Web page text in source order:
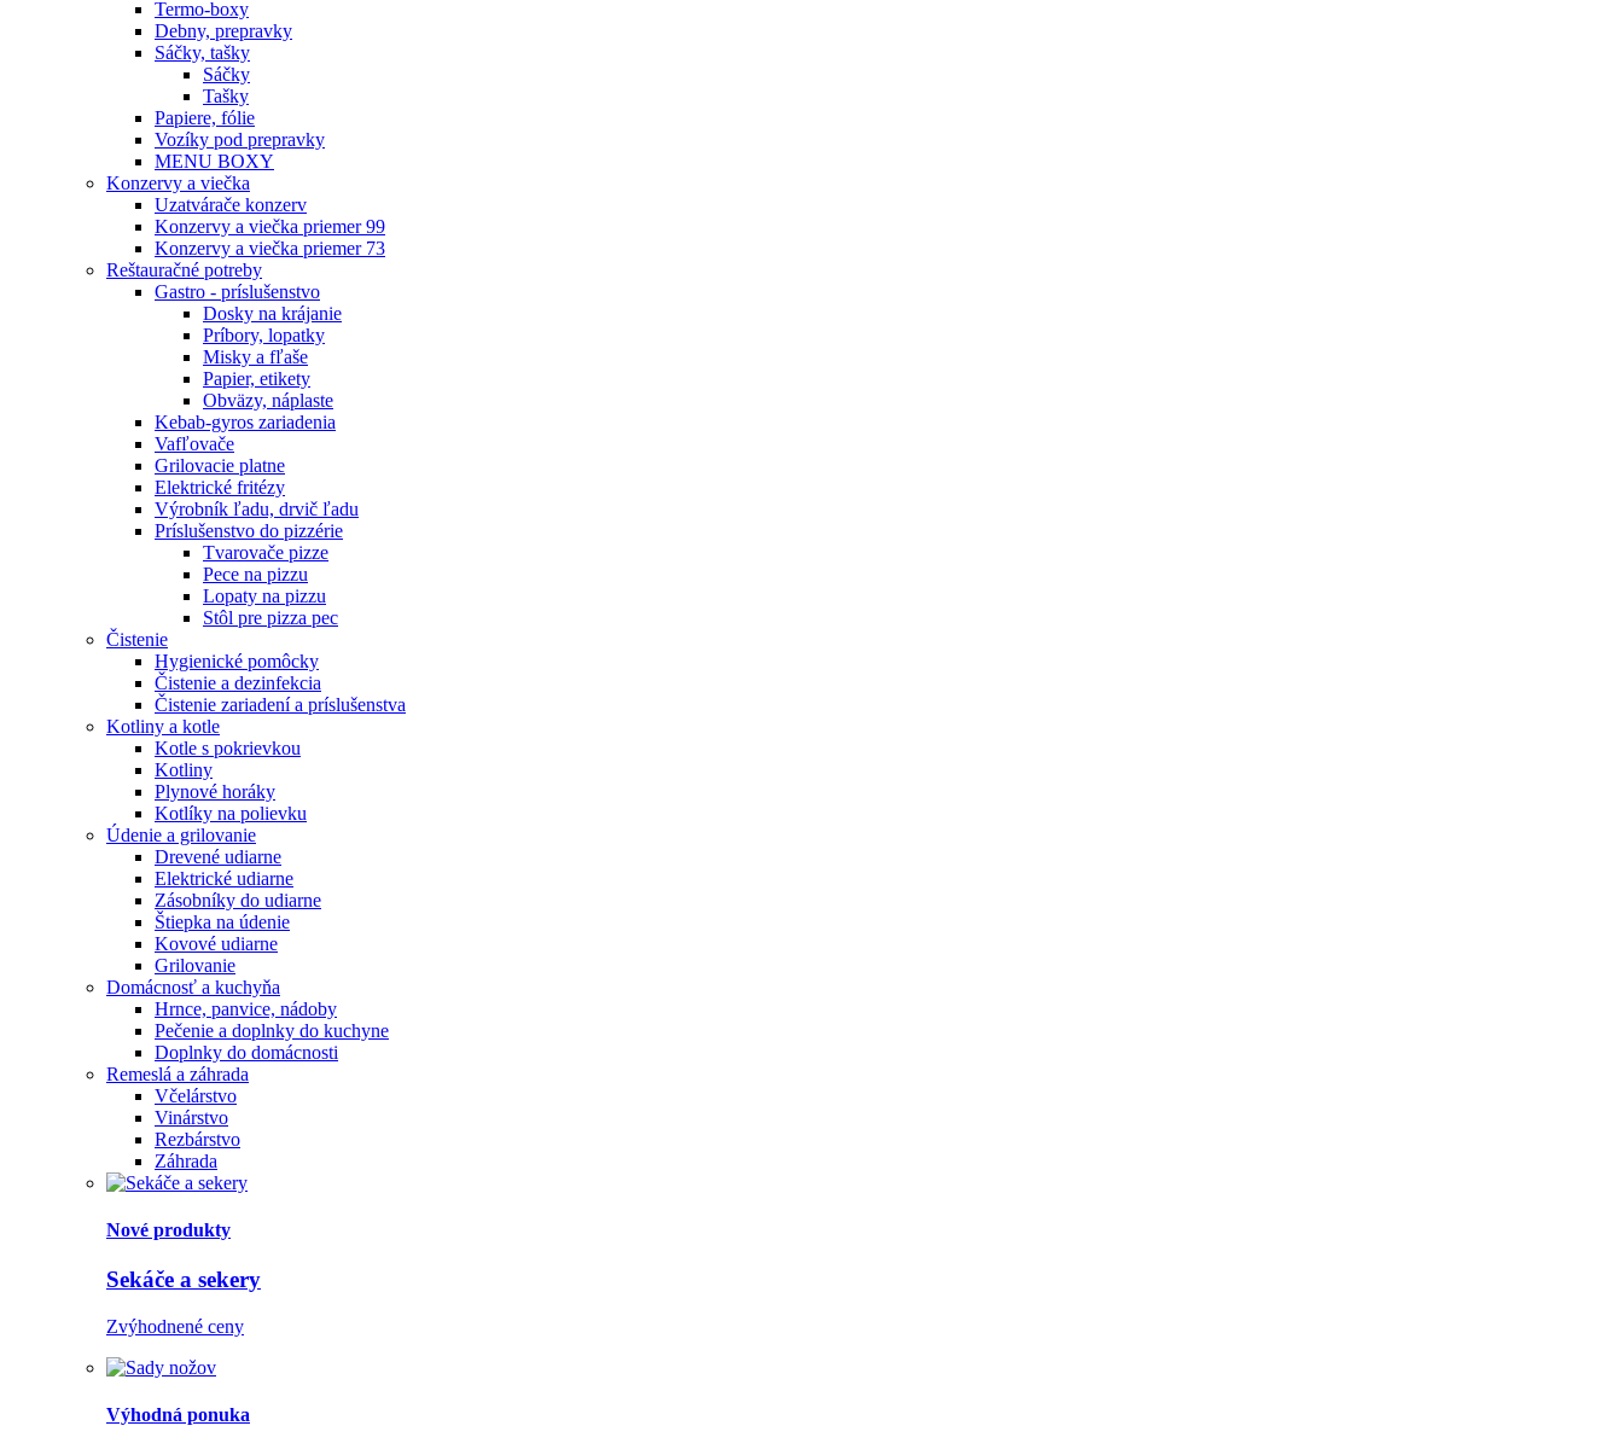
Termo-boxy
Debny, prepravky
Sáčky, tašky
Sáčky
Tašky
Papiere, fólie
Vozíky pod prepravky
MENU BOXY
Konzervy a viečka
Uzatvárače konzerv
Konzervy a viečka priemer 99
Konzervy a viečka priemer 73
Reštauračné potreby
Gastro - príslušenstvo
Dosky na krájanie
Príbory, lopatky
Misky a fľaše
Papier, etikety
Obväzy, náplaste
Kebab-gyros zariadenia
Vafľovače
Grilovacie platne
Elektrické fritézy
Výrobník ľadu, drvič ľadu
Príslušenstvo do pizzérie
Tvarovače pizze
Pece na pizzu
Lopaty na pizzu
Stôl pre pizza pec
Čistenie
Hygienické pomôcky
Čistenie a dezinfekcia
Čistenie zariadení a príslušenstva
Kotliny a kotle
Kotle s pokrievkou
Kotliny
Plynové horáky
Kotlíky na polievku
Údenie a grilovanie
Drevené udiarne
Elektrické udiarne
Zásobníky do udiarne
Štiepka na údenie
Kovové udiarne
Grilovanie
Domácnosť a kuchyňa
Hrnce, panvice, nádoby
Pečenie a doplnky do kuchyne
Doplnky do domácnosti
Remeslá a záhrada
Včelárstvo
Vinárstvo
Rezbárstvo
Záhrada
Nové produkty
Sekáče a sekery
Zvýhodnené ceny
Výhodná ponuka